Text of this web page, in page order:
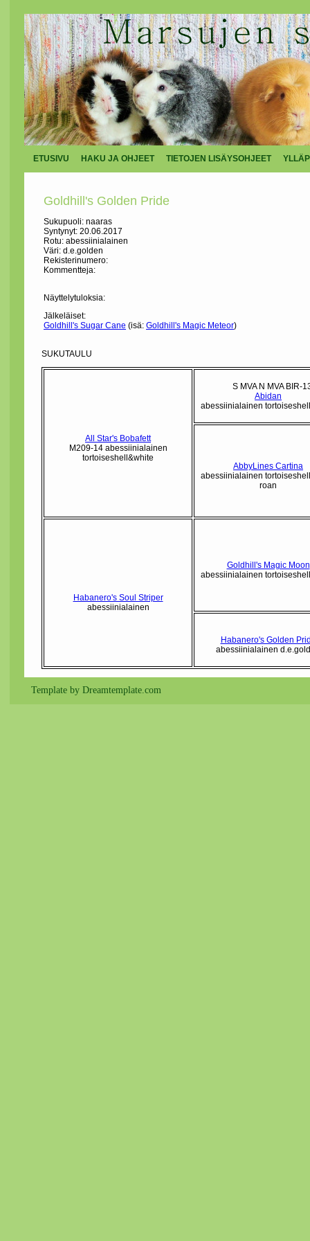
ETUSIVU HAKU JA OHJEET TIETOJEN LISÄYSOHJEET
Goldhill's Golden Pride
Sukupuoli: naaras
Syntynyt: 20.06.2017
Rotu: abessiinialainen
Väri: d.e.golden
Rekisterinumero:
Kommentteja:
Näyttelytuloksia:
Jälkeläiset:
Goldhill's Sugar Cane (isä: Goldhill's Magic Meteor)
SUKUTAULU
All Star's Bobafett
M209-14 abessiinialainen
tortoiseshell&white
S MVA N MVA BIR-
Abidan
abessiinialainen
AbbyLines Cartina
abessiinialainen
roan
Habanero's Soul Striper
abessiinialainen
Goldhill's Magic Moon
abessiinialainen
Habanero's Golden
abessiinialainen
Template by Dreamtemplate.com